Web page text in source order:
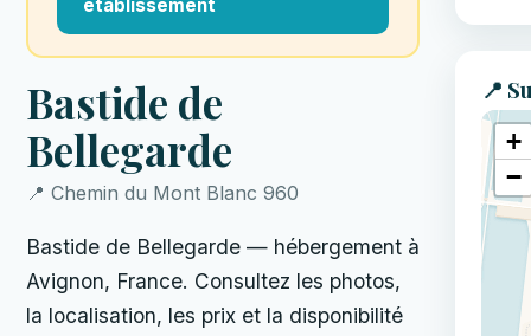
établissement
Bastide de
Bellegarde
📍 Chemin du Mont Blanc 960
Bastide de Bellegarde — hébergement à
Avignon, France. Consultez les photos,
la localisation, les prix et la disponibilité
📍
+
−